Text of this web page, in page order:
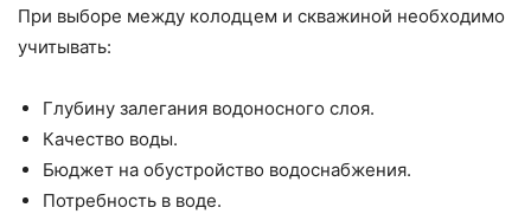
При выборе между колодцем и скважиной необходимо
учитывать:
Глубину залегания водоносного слоя.
Качество воды.
Бюджет на обустройство водоснабжения.
Потребность в воде.